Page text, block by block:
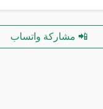
📲 مشاركة واتساب